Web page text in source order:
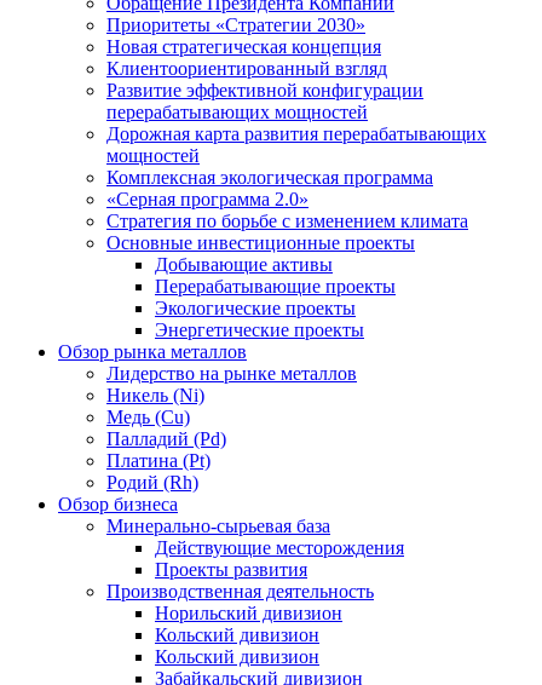
Приоритеты «Стратегии 2030»
Новая стратегическая концепция
Клиентоориентированный взгляд
Развитие эффективной конфигурации
перерабатывающих мощностей
Дорожная карта развития перерабатывающих
мощностей
Комплексная экологическая программа
«Серная программа 2.0»
Стратегия по борьбе с изменением климата
Основные инвестиционные проекты
Добывающие активы
Перерабатывающие проекты
Экологические проекты
Энергетические проекты
Обзор рынка металлов
Лидерство на рынке металлов
Никель (Ni)
Медь (Cu)
Палладий (Pd)
Платина (Pt)
Родий (Rh)
Обзор бизнеса
Минерально-сырьевая база
Действующие месторождения
Проекты развития
Производственная деятельность
Норильский дивизион
Кольский дивизион
Кольский дивизион
Забайкальский дивизион